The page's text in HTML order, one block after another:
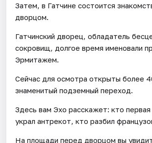
Затем, в Гатчине состоится
дворцом.
Гатчинский дворец, обладатель
сокровищ, долгое время именовали
Эрмитажем.
Сейчас для осмотра открыты более
знаменитый подземный переход.
Здесь вам Эхо расскажет: кто
украл антрекот, кто разбил
На площади перед дворцом вы